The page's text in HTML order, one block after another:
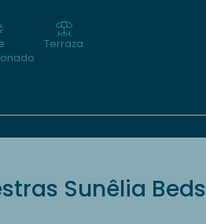
Terraza
Sunêlia Beds